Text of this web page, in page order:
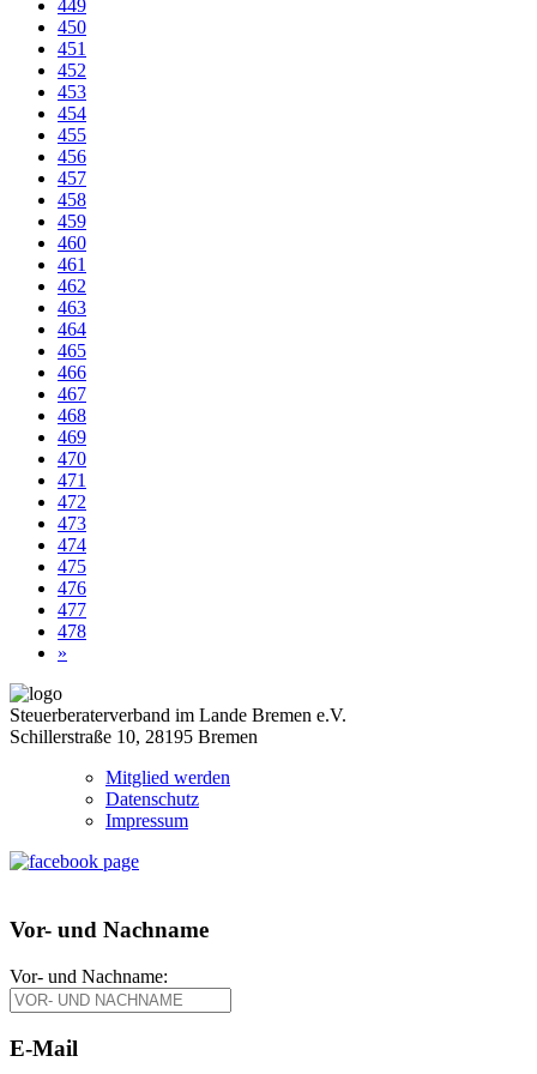
449
450
451
452
453
454
455
456
457
458
459
460
461
462
463
464
465
466
467
468
469
470
471
472
473
474
475
476
477
478
»
Steuerberaterverband im Lande Bremen e.V.
Schillerstraße 10, 28195 Bremen
Mitglied werden
Datenschutz
Impressum
Vor- und Nachname
Vor- und Nachname:
E-Mail